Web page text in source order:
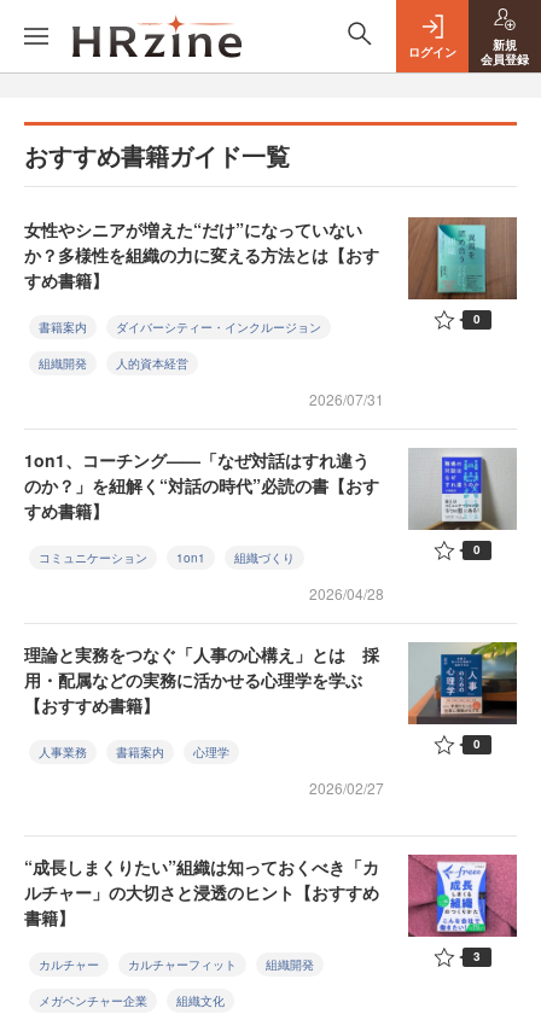
ログイン
新規
会員登録
おすすめ書籍ガイド一覧
女性やシニアが増えた“だけ”になっていない
か？多様性を組織の力に変える方法とは【おす
すめ書籍】
書籍案内 ダイバーシティー・インクルージョン
組織開発 人的資本経営
2026/07/31
0
1on1、コーチング——「なぜ対話はすれ違う
のか？」を紐解く“対話の時代”必読の書【おす
すめ書籍】
コミュニケーション 1on1 組織づくり
2026/04/28
0
理論と実務をつなぐ「人事の心構え」とは 採
用・配属などの実務に活かせる心理学を学ぶ
【おすすめ書籍】
人事業務 書籍案内 心理学
2026/02/27
0
“成長しまくりたい”組織は知っておくべき「カ
ルチャー」の大切さと浸透のヒント【おすすめ
書籍】
カルチャー カルチャーフィット 組織開発
メガベンチャー企業 組織文化
3